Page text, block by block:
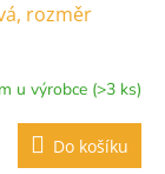
rozměr
u výrobce (>3 ks)
Do košíku